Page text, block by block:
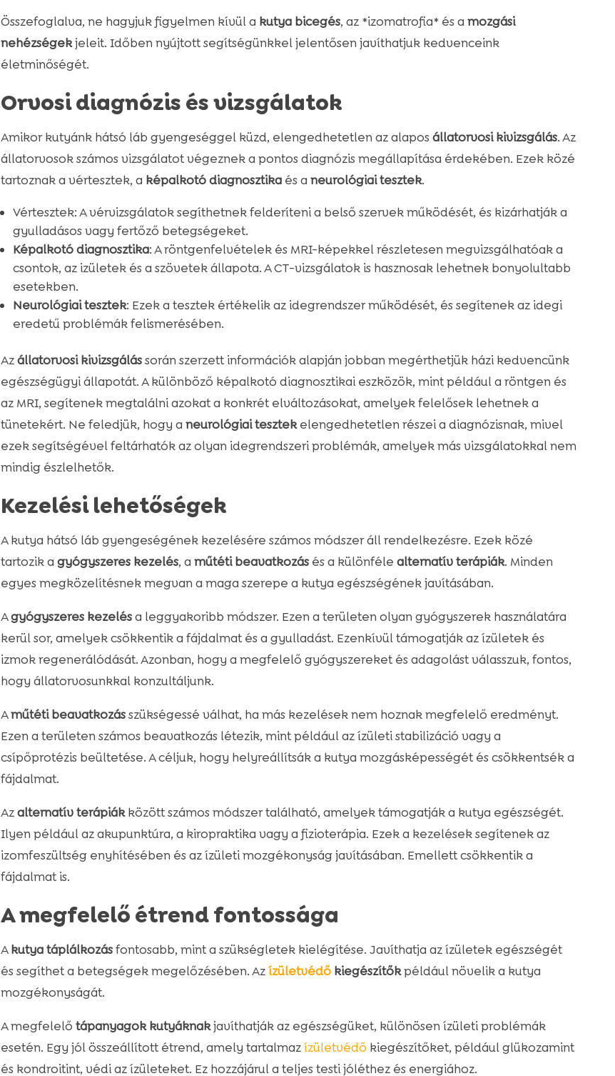
Összefoglalva, ne hagyjuk figyelmen kívül a kutya bicegés, az *izomatrofia* és a mozgási
nehézségekjeleit. Időben nyújtott segítségünkkel jelentősen javíthatjuk kedvenceink
életminőségét.
Orvosi diagnózis és vizsgálatok
Amikor kutyánk hátsó láb gyengeséggel küzd, elengedhetetlen az alaposállatorvosi kivizsgálás. Az
állatorvosok számos vizsgálatot végeznek a pontos diagnózis megállapítása érdekében. Ezek közé
tartoznak a vértesztek, a képalkotó diagnosztikaés a neurológiai tesztek.
Vértesztek: A vérvizsgálatok segíthetnek felderíteni a belső szervek működését, és kizárhatják a
gyulladásos vagy fertőző betegségeket.
Képalkotó diagnosztika: A röntgenfelvételek és MRI-képekkel részletesen megvizsgálhatóak a
csontok, az izületek és a szövetek állapota. A CT-vizsgálatok is hasznosak lehetnek bonyolultabb
esetekben.
Neurológiai tesztek: Ezek a tesztek értékelik az idegrendszer működését, és segítenek az idegi
eredetű problémák felismerésében.
Azállatorvosi kivizsgálássorán szerzett információk alapján jobban megérthetjük házi kedvencünk
egészségügyi állapotát. A különböző képalkotó diagnosztikai eszközök, mint például a röntgen és
az MRI, segítenek megtalálni azokat a konkrét elváltozásokat, amelyek felelősek lehetnek a
tünetekért. Ne feledjük, hogy a neurológiai tesztekelengedhetetlen részei a diagnózisnak, mivel
ezek segítségével feltárhatók az olyan idegrendszeri problémák, amelyek más vizsgálatokkal nem
mindig észlelhetők.
Kezelési lehetőségek
A kutya hátsó láb gyengeségének kezelésére számos módszer áll rendelkezésre. Ezek közé
tartozik a gyógyszeres kezelés, a műtéti beavatkozásés a különféle alternatív terápiák. Minden
egyes megközelítésnek megvan a maga szerepe a kutya egészségének javításában.
Agyógyszeres kezelésa leggyakoribb módszer. Ezen a területen olyan gyógyszerek használatára
kerül sor, amelyek csökkentik a fájdalmat és a gyulladást. Ezenkívül támogatják az ízületek és
izmok regenerálódását. Azonban, hogy a megfelelő gyógyszereket és adagolást válasszuk, fontos,
hogy állatorvosunkkal konzultáljunk.
Aműtéti beavatkozásszükségessé válhat, ha más kezelések nem hoznak megfelelő eredményt.
Ezen a területen számos beavatkozás létezik, mint például az ízületi stabilizáció vagy a
csípőprotézis beültetése. A céljuk, hogy helyreállítsák a kutya mozgásképességét és csökkentsék a
fájdalmat.
Azalternatív terápiákközött számos módszer található, amelyek támogatják a kutya egészségét.
Ilyen például az akupunktúra, a kiropraktika vagy a fizioterápia. Ezek a kezelések segítenek az
izomfeszültség enyhítésében és az ízületi mozgékonyság javításában. Emellett csökkentik a
fájdalmat is.
A megfelelő étrend fontossága
Akutya táplálkozásfontosabb, mint a szükségletek kielégítése. Javíthatja az ízületek egészségét
és segíthet a betegségek megelőzésében. Azízületvédőkiegészítőkpéldául növelik a kutya
mozgékonyságát.
A megfelelő tápanyagok kutyáknakjavíthatják az egészségüket, különösen ízületi problémák
esetén. Egy jól összeállított étrend, amely tartalmazízületvédő kiegészítőket, például glükozamint
és kondroitint, védi az ízületeket. Ez hozzájárul a teljes testi jóléthez és energiához.